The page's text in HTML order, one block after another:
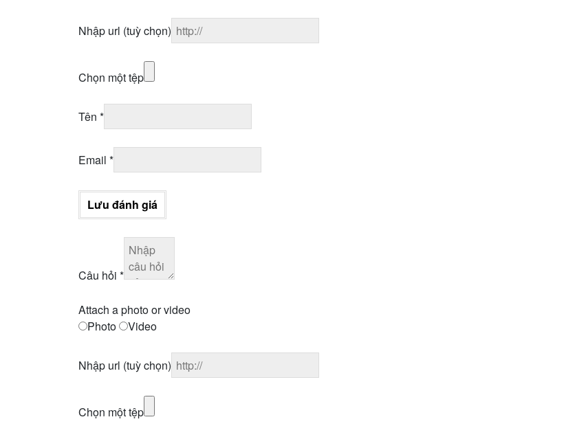
Nhập url (tuỳ chọn)
Chọn một tệp
Tên *
Email *
Lưu đánh giá
Câu hỏi *
Attach a photo or video
Photo
Video
Nhập url (tuỳ chọn)
Chọn một tệp